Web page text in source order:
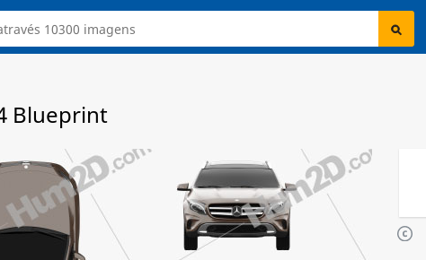
Blueprint